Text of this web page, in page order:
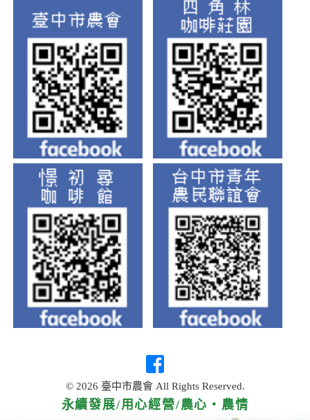
© 2026 臺中市農會 All Rights Reserved.
永續發展/用心經營/農心‧農情